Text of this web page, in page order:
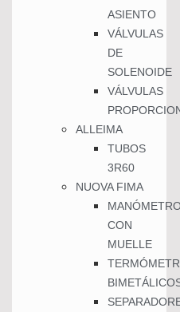
ASIENTO
VÁLVULAS
DE
SOLENOIDE
VÁLVULAS
ALLEIMA
TUBOS
3R60
NUOVA FIMA
CON
MUELLE